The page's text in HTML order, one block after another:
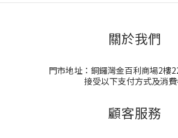
關於我們
門市地址：銅鑼灣金百利商場2樓
接受以下支付方式及消
顧客服務